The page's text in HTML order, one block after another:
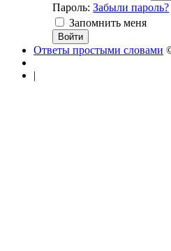
Пароль: Забыли пароль?
Запомнить меня
Ответы простыми словами
|